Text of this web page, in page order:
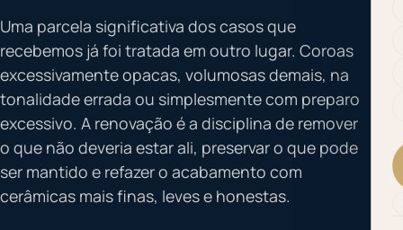
Uma parcela significativa dos casos que
recebemos já foi tratada em outro lugar. Coroas
excessivamente opacas, volumosas demais, na
tonalidade errada ou simplesmente com preparo
excessivo. A renovação é a disciplina de remover
o que não deveria estar ali, preservar o que pode
ser mantido e refazer o acabamento com
cerâmicas mais finas, leves e honestas.